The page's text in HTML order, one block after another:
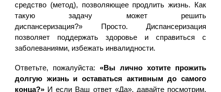
средство (метод), позволяющее продлить жизнь. Как
такую задачу может решить
диспансеризация?» Просто. Диспансеризация
позволяет поддержать здоровье и справиться с
заболеваниями, избежать инвалидности.
Ответьте, пожалуйста: «Вы лично хотите прожить
долгую жизнь и оставаться активным до самого
конца?» И если Ваш ответ «Да», давайте посмотрим,